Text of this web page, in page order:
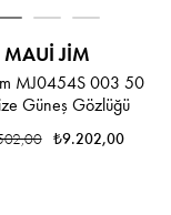
MAUI JIM
MJ0454S 003 50
Güneş Gözlüğü
₺9.202,00